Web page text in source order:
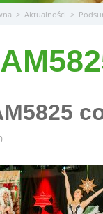
> Aktualności >